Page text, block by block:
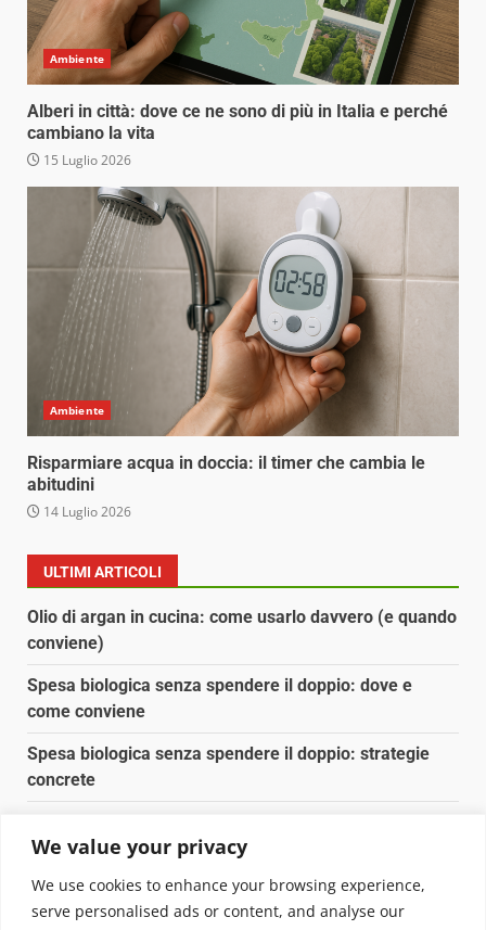
We value your privacy
We use cookies to enhance your browsing experience,
serve personalised ads or content, and analyse our
Ambiente
Alberi in città: dove ce ne sono di più in Italia e perché
cambiano la vita
15 Luglio 2026
Ambiente
Risparmiare acqua in doccia: il timer che cambia le
abitudini
14 Luglio 2026
ULTIMI ARTICOLI
Olio di argan in cucina: come usarlo davvero (e quando
conviene)
Spesa biologica senza spendere il doppio: dove e
come conviene
Spesa biologica senza spendere il doppio: strategie
concrete
Pulizia naturale della casa: 3 ingredienti che
sostituiscono 10 prodotti chimici